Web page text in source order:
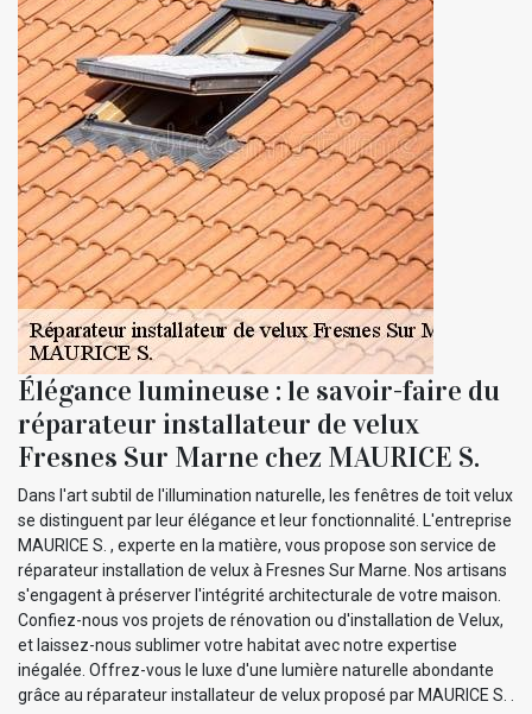
Élégance lumineuse : le savoir-faire du
réparateur installateur de velux
Fresnes Sur Marne chez MAURICE S.
Dans l'art subtil de l'illumination naturelle, les fenêtres de toit velux
se distinguent par leur élégance et leur fonctionnalité. L'entreprise
MAURICE S. , experte en la matière, vous propose son service de
réparateur installation de velux à Fresnes Sur Marne. Nos artisans
s'engagent à préserver l'intégrité architecturale de votre maison.
Confiez-nous vos projets de rénovation ou d'installation de Velux,
et laissez-nous sublimer votre habitat avec notre expertise
inégalée. Offrez-vous le luxe d'une lumière naturelle abondante
grâce au réparateur installateur de velux proposé par MAURICE S. .